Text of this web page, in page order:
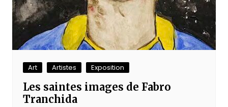
Art Artistes Exposition
Les saintes images de Fabro
Tranchida